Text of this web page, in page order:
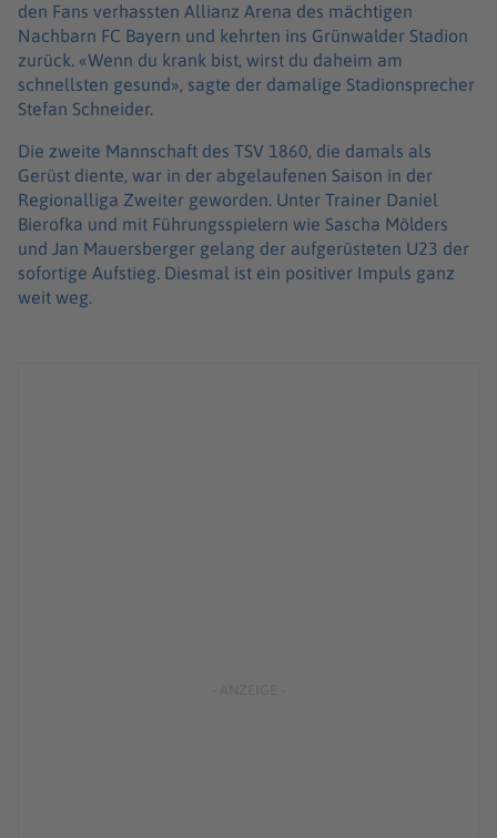
den Fans verhassten Allianz Arena des mächtigen
Nachbarn FC Bayern und kehrten ins Grünwalder Stadion
zurück. «Wenn du krank bist, wirst du daheim am
schnellsten gesund», sagte der damalige Stadionsprecher
Stefan Schneider.
Die zweite Mannschaft des TSV 1860, die damals als
Gerüst diente, war in der abgelaufenen Saison in der
Regionalliga Zweiter geworden. Unter Trainer Daniel
Bierofka und mit Führungsspielern wie Sascha Mölders
und Jan Mauersberger gelang der aufgerüsteten U23 der
sofortige Aufstieg. Diesmal ist ein positiver Impuls ganz
weit weg.